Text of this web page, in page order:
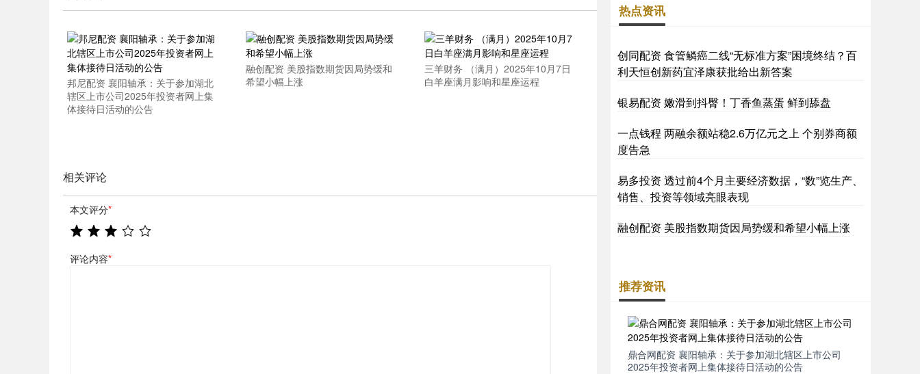
邦尼配资 襄阳轴承：关于参加湖北
辖区上市公司2025年投资者网上集
体接待日活动的公告
融创配资 美股指数期货因局势缓和
希望小幅上涨
三羊财务 （满月）2025年10月7日
白羊座满月影响和星座运程
相关评论
本文评分*
评论内容*
热点资讯
创同配资 食管鳞癌二线“无标准方案”困境终结？百
利天恒创新药宜泽康获批给出新答案
银易配资 嫩滑到抖臀！丁香鱼蒸蛋 鲜到舔盘
一点钱程 两融余额站稳2.6万亿元之上 个别券商额
度告急
易多投资 透过前4个月主要经济数据，“数”览生产、
销售、投资等领域亮眼表现
融创配资 美股指数期货因局势缓和希望小幅上涨
推荐资讯
鼎合网配资 襄阳轴承：关于参加湖北辖区上市公司
2025年投资者网上集体接待日活动的公告